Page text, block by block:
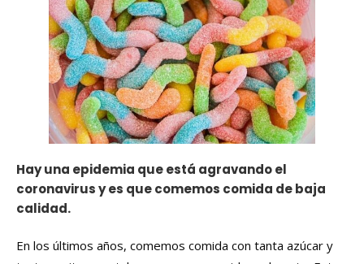
Hay una epidemia que está agravando el
coronavirus y es que comemos comida de baja
calidad.
En los últimos años, comemos comida con tanta azúcar y